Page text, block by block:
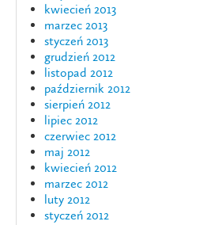
kwiecień 2013
marzec 2013
styczeń 2013
grudzień 2012
listopad 2012
październik 2012
sierpień 2012
lipiec 2012
czerwiec 2012
maj 2012
kwiecień 2012
marzec 2012
luty 2012
styczeń 2012